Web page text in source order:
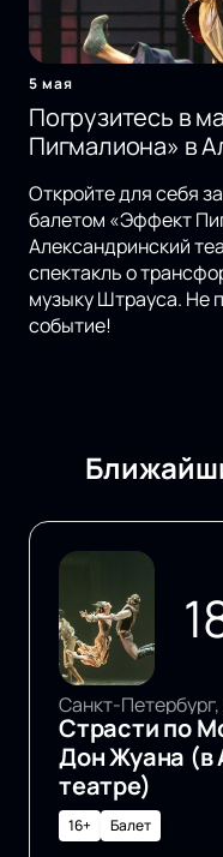
5 мая
Погрузитесь в
Пигмалиона» в
Откройте для себя
балетом «Эффект
Александринский
спектакль о
музыку Штрауса. Не
событие!
Страсти по
Дон Жуана (в
театре)
16+ Балет